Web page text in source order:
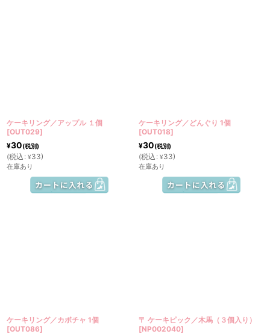
ケーキリング／アップル １個
[OUT029]
¥30(税別)
(税込 : ¥33)
在庫あり
ケーキリング／どんぐり 1個
[OUT018]
¥30(税別)
(税込 : ¥33)
在庫あり
ケーキリング／カボチャ 1個
[OUT086]
〒 ケーキピック／木馬（３個入り）
[NP002040]